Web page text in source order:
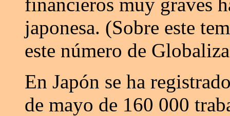
japonesa. (Sobre este
este número de
En Japón se ha
de mayo de 160 000